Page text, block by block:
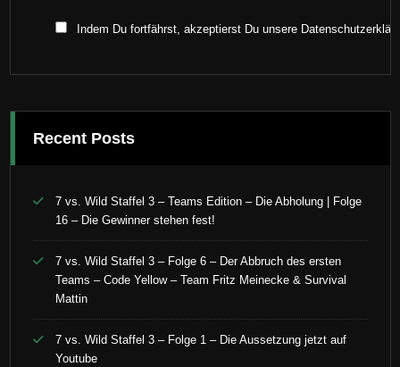
Indem Du fortfährst, akzeptierst Du unsere
Recent Posts
7 vs. Wild Staffel 3 – Teams Edition – Die Abholung | Folge
16 – Die Gewinner stehen fest!
7 vs. Wild Staffel 3 – Folge 6 – Der Abbruch des ersten
Teams – Code Yellow – Team Fritz Meinecke & Survival
Mattin
7 vs. Wild Staffel 3 – Folge 1 – Die Aussetzung jetzt auf
Youtube